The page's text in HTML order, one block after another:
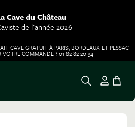
Cave du Château
de l'année 2026
CAVE GRATUIT À PARIS, BORDEAUX ET PESSAC
VOTRE COMMANDE ? 01 82 82 20 34